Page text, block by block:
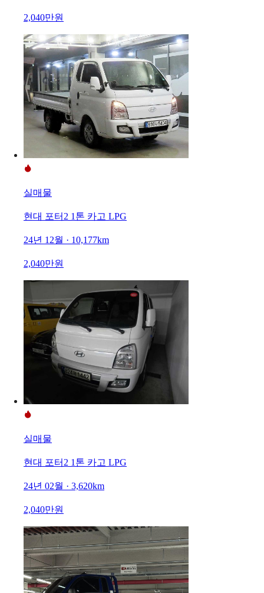
2,040만원
실매물
현대 포터2 1톤 카고 LPG
24년 12월 · 10,177km
2,040만원
실매물
현대 포터2 1톤 카고 LPG
24년 02월 · 3,620km
2,040만원